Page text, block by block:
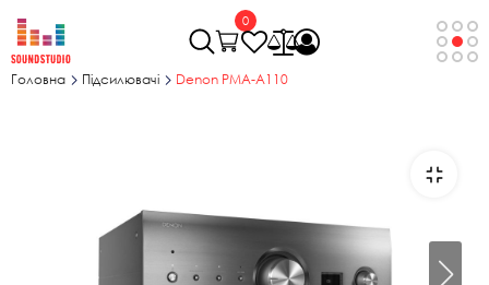
0
Головна Підсилювачі Denon PMA-A110